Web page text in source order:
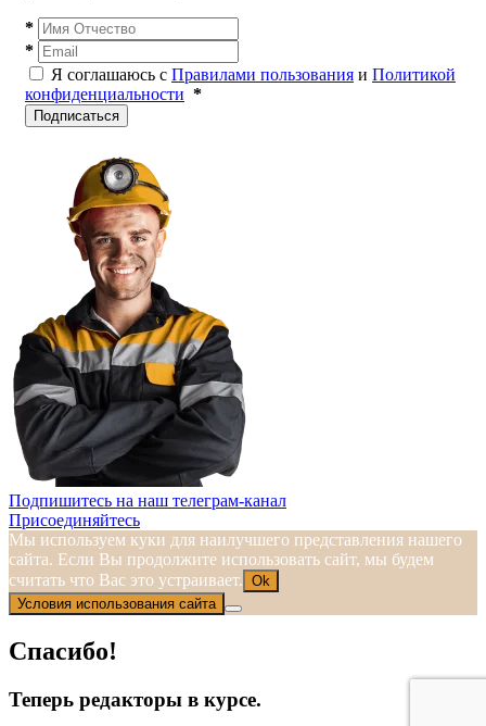
*
*
Я соглашаюсь с Правилами пользования и Политикой
конфиденциальности *
Подписаться
Подпишитесь на наш телеграм-канал
Присоединяйтесь
Мы используем куки для наилучшего представления нашего
сайта. Если Вы продолжите использовать сайт, мы будем
считать что Вас это устраивает. Ok
Условия использования сайта
Спасибо!
Теперь редакторы в курсе.